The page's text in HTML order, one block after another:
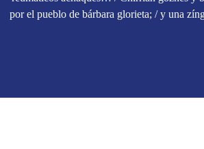
por el pueblo de bárbara glorieta; / y una